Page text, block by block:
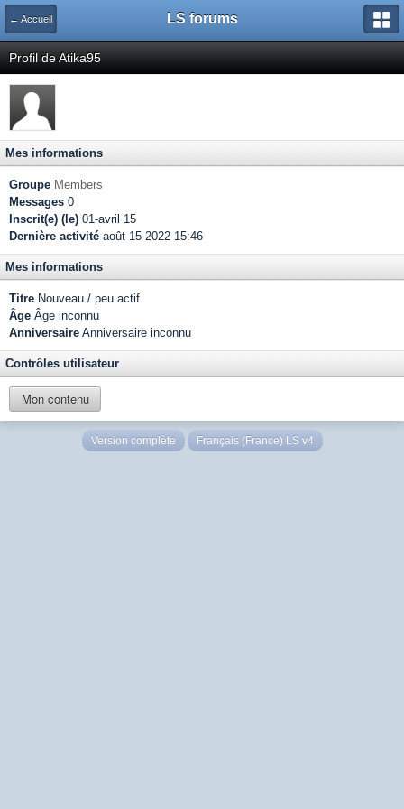
← Accueil LS forums
Profil de Atika95
Mes informations
Groupe Members
Messages 0
Inscrit(e) (le) 01-avril 15
Dernière activité août 15 2022 15:46
Mes informations
Titre Nouveau / peu actif
Âge Âge inconnu
Anniversaire Anniversaire inconnu
Contrôles utilisateur
Mon contenu
Version complète Français (France) LS v4